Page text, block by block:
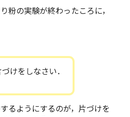
粉の実験が終わったころに，
けをしなさい．
るようにするのが，片づけを